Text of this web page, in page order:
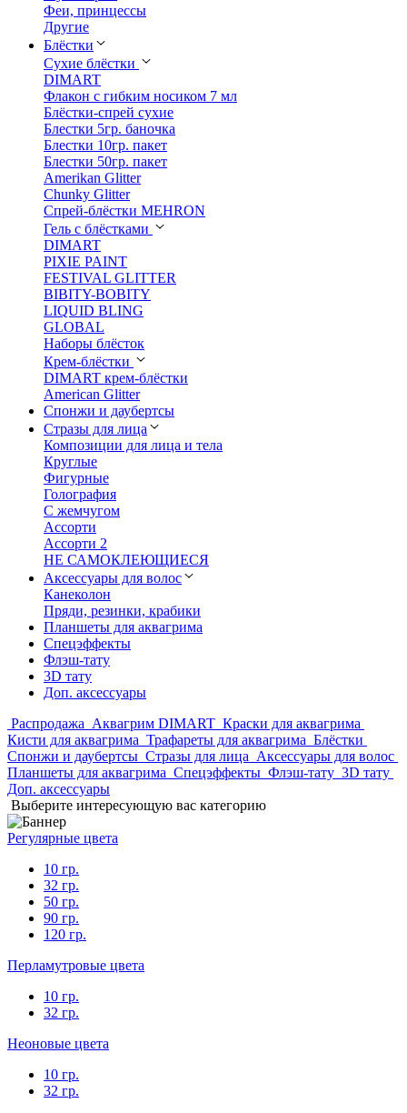
Феи, принцессы
Другие
Блёстки
Сухие блёстки
DIMART
Флакон с гибким носиком 7 мл
Блёстки-спрей сухие
Блестки 5гр. баночка
Блестки 10гр. пакет
Блестки 50гр. пакет
Amerikan Glitter
Chunky Glitter
Спрей-блёстки MEHRON
Гель с блёстками
DIMART
PIXIE PAINT
FESTIVAL GLITTER
BIBITY-BOBITY
LIQUID BLING
GLOBAL
Наборы блёсток
Крем-блёстки
DIMART крем-блёстки
American Glitter
Спонжи и даубертсы
Стразы для лица
Композиции для лица и тела
Круглые
Фигурные
Голография
С жемчугом
Ассорти
Ассорти 2
НЕ САМОКЛЕЮЩИЕСЯ
Аксессуары для волос
Канеколон
Пряди, резинки, крабики
Планшеты для аквагрима
Спецэффекты
Флэш-тату
3D тату
Доп. аксессуары
Распродажа Аквагрим DIMART Краски для аквагрима
Кисти для аквагрима Трафареты для аквагрима Блёстки
Спонжи и даубертсы Стразы для лица Аксессуары для волос
Планшеты для аквагрима Спецэффекты Флэш-тату 3D тату
Доп. аксессуары
Выберите интересующую вас категорию
Регулярные цвета
10 гр.
32 гр.
50 гр.
90 гр.
120 гр.
Перламутровые цвета
10 гр.
32 гр.
Неоновые цвета
10 гр.
32 гр.